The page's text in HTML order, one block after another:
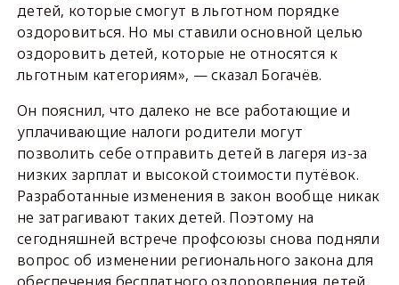
детей, которые смогут в льготном порядке
оздоровиться. Но мы ставили основной целью
оздоровить детей, которые не относятся к
льготным категориям», — сказал Богачёв.
Он пояснил, что далеко не все работающие и
уплачивающие налоги родители могут
позволить себе отправить детей в лагеря из-за
низких зарплат и высокой стоимости путёвок.
Разработанные изменения в закон вообще никак
не затрагивают таких детей. Поэтому на
сегодняшней встрече профсоюзы снова подняли
вопрос об изменении регионального закона для